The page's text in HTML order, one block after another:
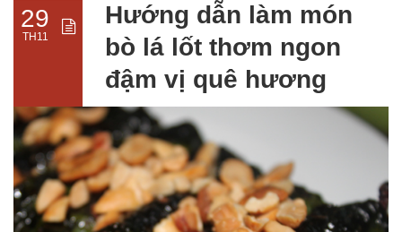
29
TH11
Hướng dẫn làm món
bò lá lốt thơm ngon
đậm vị quê hương